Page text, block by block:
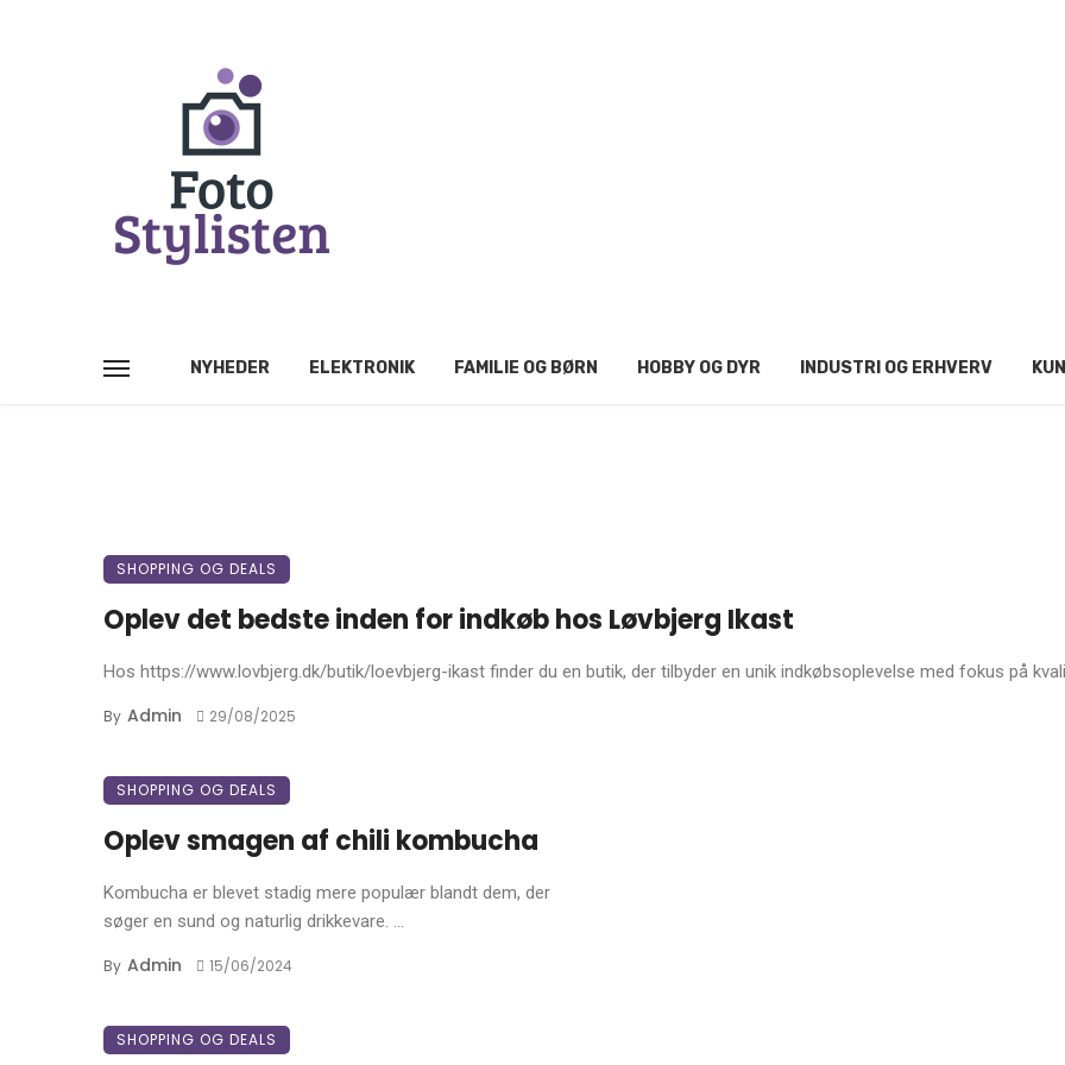
NYHEDER ELEKTRONIK FAMILIE OG BØRN HOBBY OG DYR INDUSTRI OG ERHVERV
SHOPPING OG DEALS
Oplev det bedste inden for indkøb hos Løvbjerg Ikast
Hos https://www.lovbjerg.dk/butik/loevbjerg-ikast finder du en butik, der tilbyder en unik indkøbsoplevelse med fokus på
By Admin 29/08/2025
SHOPPING OG DEALS
Oplev smagen af chili kombucha
Kombucha er blevet stadig mere populær blandt dem, der
søger en sund og naturlig drikkevare. ...
By Admin 15/06/2024
SHOPPING OG DEALS